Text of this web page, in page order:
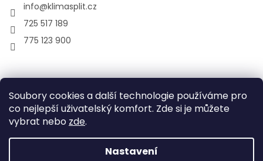
Soubory cookies a další technologie používáme pro
co nejlepší uživatelský komfort. Zde si je můžete
vybrat nebo zde.
Nastavení
info@klimasplit.cz
725 517 189
775 123 900
air-cool
Vytvořil Shoptet